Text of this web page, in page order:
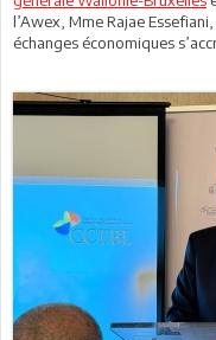
l’Awex, Mme Rajae
échanges économiques